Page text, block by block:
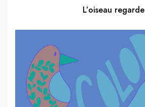
L’oiseau regarde